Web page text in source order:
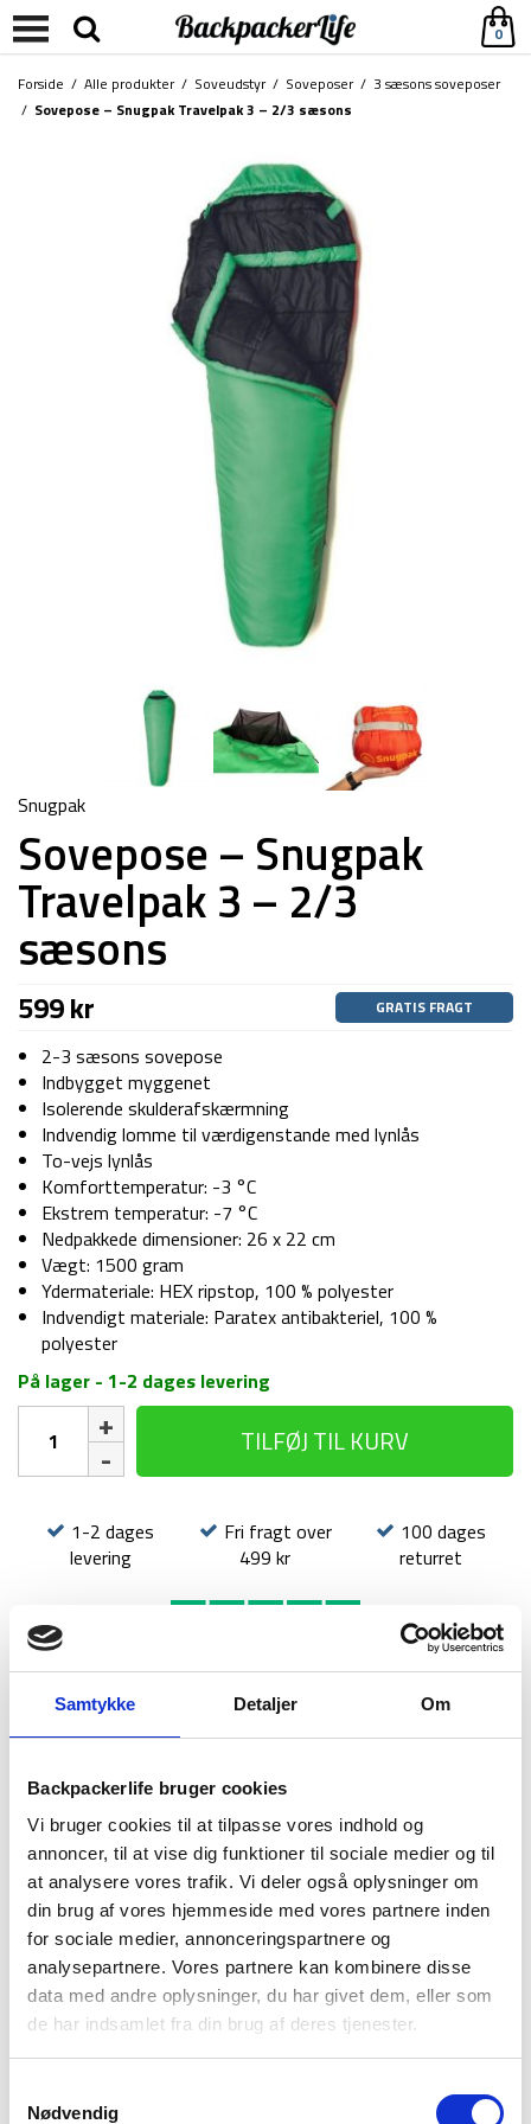
Samtykke Detaljer Om
Backpackerlife bruger cookies
Vi bruger cookies til at tilpasse vores indhold og
annoncer, til at vise dig funktioner til sociale medier og til
at analysere vores trafik. Vi deler også oplysninger om
din brug af vores hjemmeside med vores partnere inden
for sociale medier, annonceringspartnere og
analysepartnere. Vores partnere kan kombinere disse
data med andre oplysninger, du har givet dem, eller som
de har indsamlet fra din brug af deres tjenester.
Nødvendig
0
Forside / Alle produkter/ Soveudstyr/ Soveposer/ 3 sæsons soveposer
/ Sovepose – Snugpak Travelpak 3 – 2/3 sæsons
Snugpak
Sovepose – Snugpak
Travelpak 3 – 2/3
sæsons
599kr GRATIS FRAGT
2-3 sæsons sovepose
Indbygget myggenet
Isolerende skulderafskærmning
Indvendig lomme til værdigenstande med lynlås
To-vejs lynlås
Komforttemperatur: -3 °C
Ekstrem temperatur: -7 °C
Nedpakkede dimensioner: 26 x 22 cm
Vægt: 1500 gram
Ydermateriale: HEX ripstop, 100 % polyester
Indvendigt materiale: Paratex antibakteriel, 100 %
polyester
På lager - 1-2 dages levering
Snugpak
antal
TILFØJ TIL KURV
1-2 dages
levering
Fri fragt over
499 kr
100 dages
returret
BESKRIVELSE
YDERLIGERE INFORMATION
BRAND
Denne sovepose er en del af Snugpaks populære Travelpak-
serie. Soveposen har et indbygget myggenet, er produceret i
antibakterielle materialer og kan foldes kompakt sammen, så
den ikke fylder meget i din backpack.
Når myggenet ikke er i brug, kan det let rulles til siden.
Det antibakterielle materiale holder soveposen frisk i længere
tid. Soveposen vil i længere tid have en frisk duft, som
nyvasket sengetøj. Soveposen har derfor ikke brug for